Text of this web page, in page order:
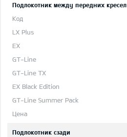
Подлокотник между передних кресел
Подлокотник сзади